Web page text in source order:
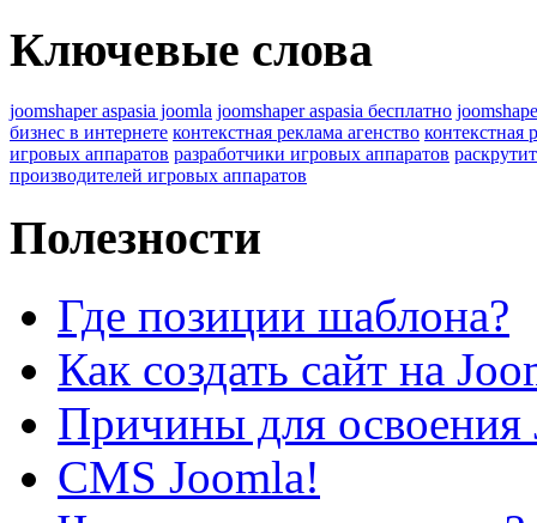
Ключевые слова
joomshaper aspasia joomla joomshaper aspasia бесплатно
бизнес в интернете контекстная реклама агенство контекстная
игровых аппаратов разработчики игровых аппаратов
производителей игровых аппаратов
Полезности
Где позиции шаблона?
Как создать сайт на
Причины для освоения
CMS Joomla!